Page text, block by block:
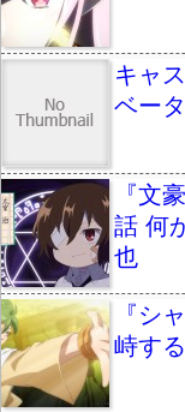
キャ
ベー
『文
話 何
也
『シ
峙す